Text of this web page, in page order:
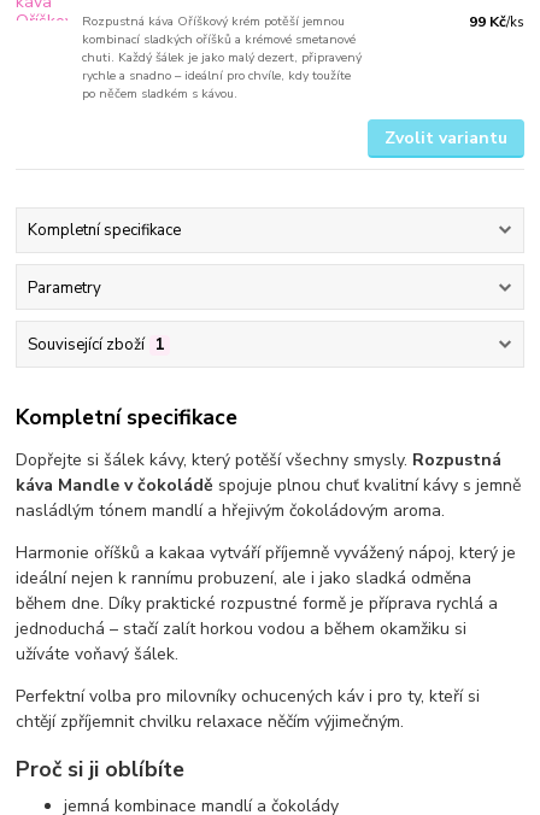
Rozpustná káva Oříškový krém potěší jemnou
kombinací sladkých oříšků a krémové smetanové
chuti. Každý šálek je jako malý dezert, připravený
rychle a snadno – ideální pro chvíle, kdy toužíte
po něčem sladkém s kávou.
99 Kč/ks
Zvolit variantu
Kompletní specifikace
Parametry
Související zboží 1
Kompletní specifikace
Dopřejte si šálek kávy, který potěší všechny smysly. Rozpustná
káva Mandle v čokoládě spojuje plnou chuť kvalitní kávy s jemně
nasládlým tónem mandlí a hřejivým čokoládovým aroma.
Harmonie oříšků a kakaa vytváří příjemně vyvážený nápoj, který je
ideální nejen k rannímu probuzení, ale i jako sladká odměna
během dne. Díky praktické rozpustné formě je příprava rychlá a
jednoduchá – stačí zalít horkou vodou a během okamžiku si
užíváte voňavý šálek.
Perfektní volba pro milovníky ochucených káv i pro ty, kteří si
chtějí zpříjemnit chvilku relaxace něčím výjimečným.
Proč si ji oblíbíte
jemná kombinace mandlí a čokolády